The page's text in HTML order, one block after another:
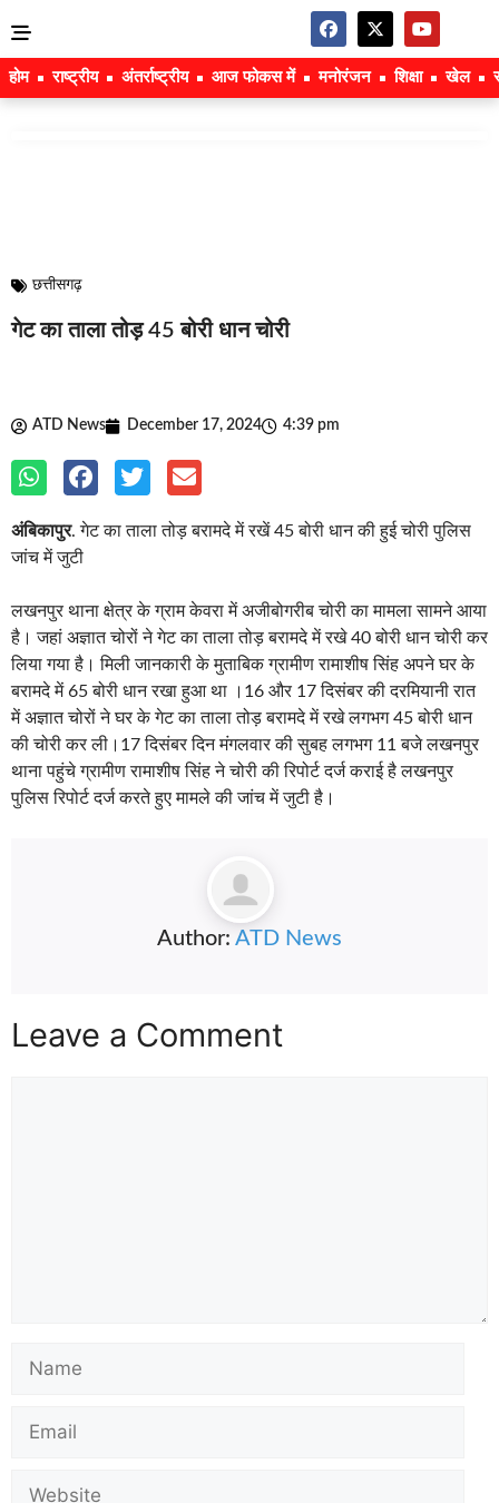
होम राष्ट्रीय अंतर्राष्ट्रीय आज फोकस में मनोरंजन शिक्षा खेल
छत्तीसगढ़
गेट का ताला तोड़ 45 बोरी धान चोरी
ATD News December 17, 2024 4:39 pm
अंबिकापुर. गेट का ताला तोड़ बरामदे में रखें 45 बोरी धान की हुई चोरी पुलिस
जांच में जुटी
लखनपुर थाना क्षेत्र के ग्राम केवरा में अजीबोगरीब चोरी का मामला सामने आया
है। जहां अज्ञात चोरों ने गेट का ताला तोड़ बरामदे में रखे 40 बोरी धान चोरी कर
लिया गया है। मिली जानकारी के मुताबिक ग्रामीण रामाशीष सिंह अपने घर के
बरामदे में 65 बोरी धान रखा हुआ था ।16 और 17 दिसंबर की दरमियानी रात
में अज्ञात चोरों ने घर के गेट का ताला तोड़ बरामदे में रखे लगभग 45 बोरी धान
की चोरी कर ली।17 दिसंबर दिन मंगलवार की सुबह लगभग 11 बजे लखनपुर
थाना पहुंचे ग्रामीण रामाशीष सिंह ने चोरी की रिपोर्ट दर्ज कराई है लखनपुर
पुलिस रिपोर्ट दर्ज करते हुए मामले की जांच में जुटी है।
Author: ATD News
Leave a Comment